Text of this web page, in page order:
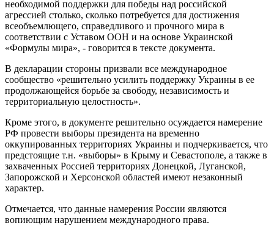
необходимой поддержки для победы над российской
агрессией столько, сколько потребуется для достижения
всеобъемлющего, справедливого и прочного мира в
соответствии с Уставом ООН и на основе Украинской
«Формулы мира», - говорится в тексте документа.
В декларации стороны призвали все международное
сообщество «решительно усилить поддержку Украины в ее
продолжающейся борьбе за свободу, независимость и
территориальную целостность».
Кроме этого, в документе решительно осуждается намерение
РФ провести выборы президента на временно
оккупированных территориях Украины и подчеркивается, что
предстоящие т.н. «выборы» в Крыму и Севастополе, а также в
захваченных Россией территориях Донецкой, Луганской,
Запорожской и Херсонской областей имеют незаконный
характер.
Отмечается, что данные намерения России являются
вопиющим нарушением международного права.